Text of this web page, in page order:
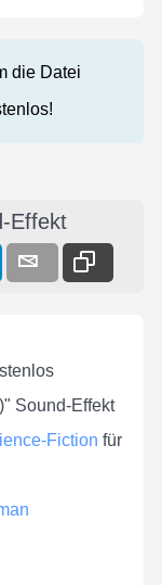
die Datei
Effekt
Sound-Effekt
Fiction für